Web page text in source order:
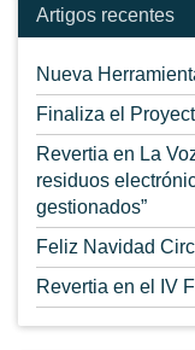
Artigos recentes
Nueva
Finaliza el
Revertia en La
residuos
gestionados”
Feliz Navidad
Revertia en el IV